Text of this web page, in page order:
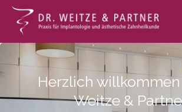
Herzlich willkommen
Weitze &